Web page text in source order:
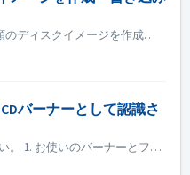
Nero Burning ROM では、2 種類のディスクイメージを作成することができます。 Nero イメージ ファイル」（*.nrg）は、オーディオ CD、ブータブル CD、ミックスモード CD など、あらゆる種類のコンパイルに使用できる独自の Nero ディスク イメージ フォーマットで構成されています...
バーナーとして認識さ
以下の項目を確認してください。 1. お使いのバーナーとファームウェアに新しいドライバーがあるかどうかを確認してください。ある場合はアップデートをお願いします。 2. お使いのSATAコントローラのブランドとモデルを確認し、新しいドライバがあるかどうかを検索してください。新しいバージョンがあればアップデート...